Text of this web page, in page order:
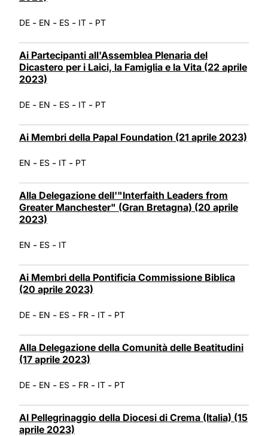
DE - EN - ES - IT - PT
Ai Partecipanti all'Assemblea Plenaria del
Dicastero per i Laici, la Famiglia e la Vita (22 aprile
2023)
DE - EN - ES - IT - PT
Ai Membri della Papal Foundation (21 aprile 2023)
EN - ES - IT - PT
Alla Delegazione dell'"Interfaith Leaders from
Greater Manchester" (Gran Bretagna) (20 aprile
2023)
EN - ES - IT
Ai Membri della Pontificia Commissione Biblica
(20 aprile 2023)
DE - EN - ES - FR - IT - PT
Alla Delegazione della Comunità delle Beatitudini
(17 aprile 2023)
DE - EN - ES - FR - IT - PT
Al Pellegrinaggio della Diocesi di Crema (Italia) (15
aprile 2023)